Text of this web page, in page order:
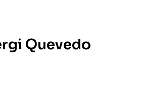
Quevedo